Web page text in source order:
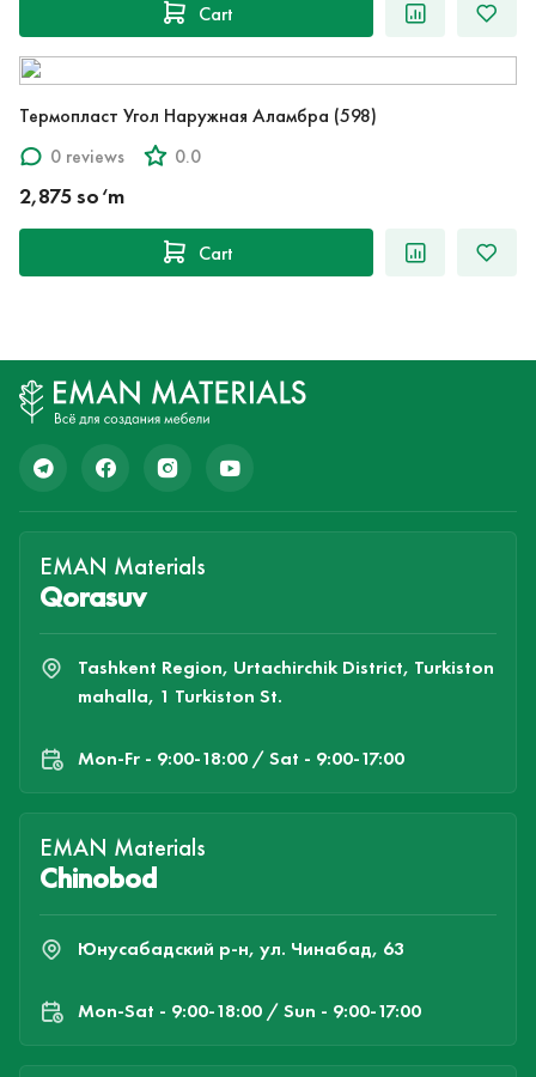
Cart
Термопласт Угол Наружная Аламбра (598)
0 reviews
0.0
2,875 so‘m
Cart
EMAN Materials
Qorasuv
Tashkent Region, Urtachirchik District, Turkiston
mahalla, 1 Turkiston St.
Mon-Fr - 9:00-18:00 / Sat - 9:00-17:00
EMAN Materials
Chinobod
Юнусабадский р-н, ул. Чинабад, 63
Mon-Sat - 9:00-18:00 / Sun - 9:00-17:00